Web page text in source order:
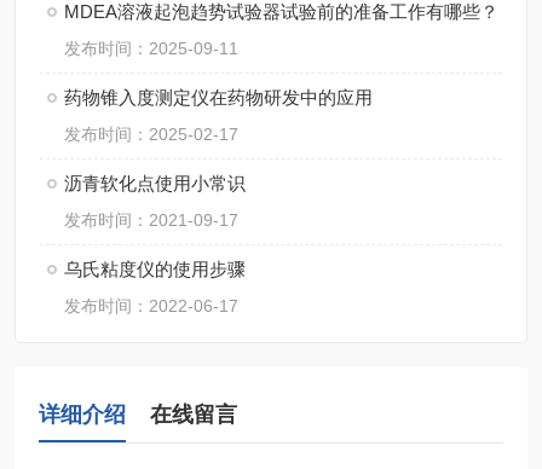
MDEA溶液起泡趋势试验器试验前的准备工作有哪些？
发布时间：2025-09-11
药物锥入度测定仪在药物研发中的应用
发布时间：2025-02-17
沥青软化点使用小常识
发布时间：2021-09-17
乌氏粘度仪的使用步骤
发布时间：2022-06-17
详细介绍 在线留言